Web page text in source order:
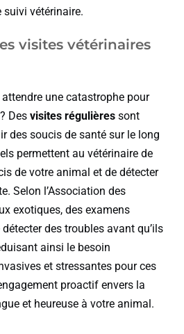
suivi vétérinaire.
visites vétérinaires
une catastrophe pour
Des visites régulières sont
des soucis de santé sur le long
permettent au vétérinaire de
de votre animal et de détecter
Selon l’Association des
exotiques, des examens
des troubles avant qu’ils
ainsi le besoin
et stressantes pour ces
proactif envers la
et heureuse à votre animal.